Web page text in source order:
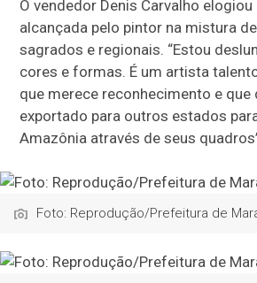
O vendedor Denis Carvalho
alcançada pelo pintor na mistura
sagrados e regionais. “Estou
cores e formas. É um artista
que merece reconhecimento e que
exportado para outros estados
Amazônia através de seus
Foto: Reprodução/Prefeitura de